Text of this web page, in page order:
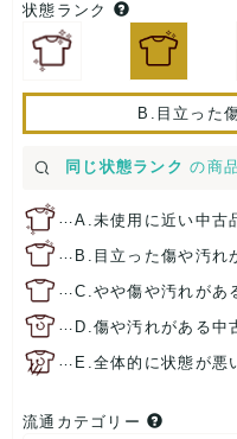
状態ランク
B.目立った
同じ状態ランク の商
…A.未使用に近い中古
… B.目立った傷や汚れ
…C.やや傷や汚れがあ
… D.傷や汚れがある中
… E.全体的に状態が悪
流通カテゴリー